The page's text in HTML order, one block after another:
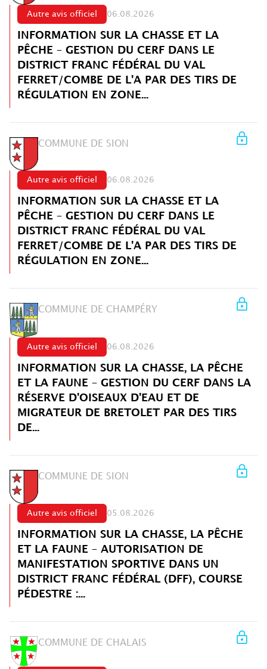
Autre avis officiel 06.08.2026
INFORMATION SUR LA CHASSE ET LA
PÊCHE – GESTION DU CERF DANS LE
DISTRICT FRANC FÉDÉRAL DU VAL
FERRET/COMBE DE L'A PAR DES TIRS DE
RÉGULATION EN ZONE...
COMMUNE DE SION
Autre avis officiel 06.08.2026
INFORMATION SUR LA CHASSE ET LA
PÊCHE – GESTION DU CERF DANS LE
DISTRICT FRANC FÉDÉRAL DU VAL
FERRET/COMBE DE L'A PAR DES TIRS DE
RÉGULATION EN ZONE...
COMMUNE DE CHAMPÉRY
Autre avis officiel 06.08.2026
INFORMATION SUR LA CHASSE, LA PÊCHE
ET LA FAUNE – GESTION DU CERF DANS LA
RÉSERVE D'OISEAUX D'EAU ET DE
MIGRATEUR DE BRETOLET PAR DES TIRS
DE...
COMMUNE DE SION
Autre avis officiel 05.08.2026
INFORMATION SUR LA CHASSE, LA PÊCHE
ET LA FAUNE – AUTORISATION DE
MANIFESTATION SPORTIVE DANS UN
DISTRICT FRANC FÉDÉRAL (DFF), COURSE
PÉDESTRE :...
COMMUNE DE CHALAIS